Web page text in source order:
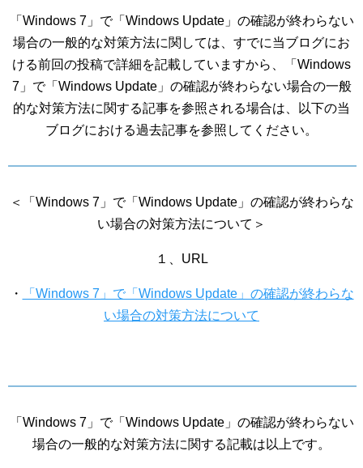
「Windows 7」で「Windows Update」の確認が終わらない
場合の一般的な対策方法に関しては、すでに当ブログにお
ける前回の投稿で詳細を記載していますから、「Windows
7」で「Windows Update」の確認が終わらない場合の一般
的な対策方法に関する記事を参照される場合は、以下の当
ブログにおける過去記事を参照してください。
＜「Windows 7」で「Windows Update」の確認が終わらな
い場合の対策方法について＞
１、URL
・
「Windows 7」で「Windows Update」の確認が終わらな
い場合の対策方法について
「Windows 7」で「Windows Update」の確認が終わらない
場合の一般的な対策方法に関する記載は以上です。